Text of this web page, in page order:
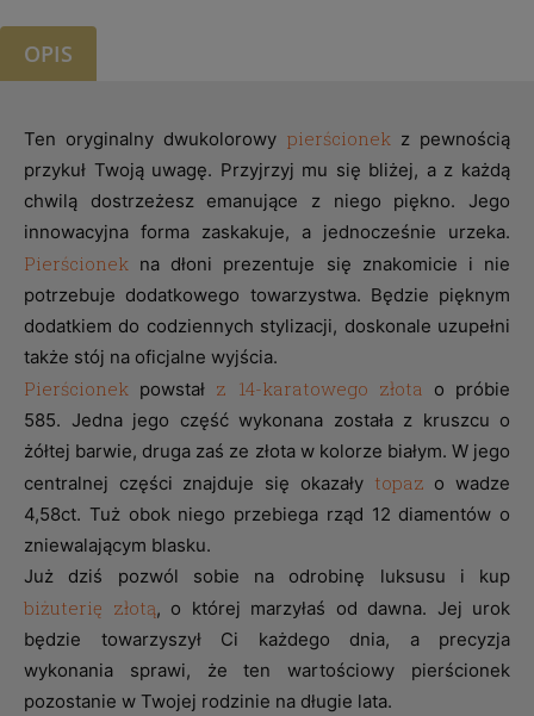
OPIS
Ten oryginalny dwukolorowy pierścionekz pewnością
przykuł Twoją uwagę. Przyjrzyj mu się bliżej, a z każdą
chwilą dostrzeżesz emanujące z niego piękno. Jego
innowacyjna forma zaskakuje, a jednocześnie urzeka.
Pierścionek na dłoni prezentuje się znakomicie i nie
potrzebuje dodatkowego towarzystwa. Będzie pięknym
dodatkiem do codziennych stylizacji, doskonale uzupełni
także stój na oficjalne wyjścia.
Pierścionek powstał z 14-karatowego złota o próbie
585. Jedna jego część wykonana została z kruszcu o
żółtej barwie, druga zaś ze złota w kolorze białym. W jego
centralnej części znajduje się okazały topaz o wadze
4,58ct. Tuż obok niego przebiega rząd 12 diamentów o
zniewalającym blasku.
Już dziś pozwól sobie na odrobinę luksusu i kup
biżuterię złotą, o której marzyłaś od dawna. Jej urok
będzie towarzyszył Ci każdego dnia, a precyzja
wykonania sprawi, że ten wartościowy pierścionek
pozostanie w Twojej rodzinie na długie lata.